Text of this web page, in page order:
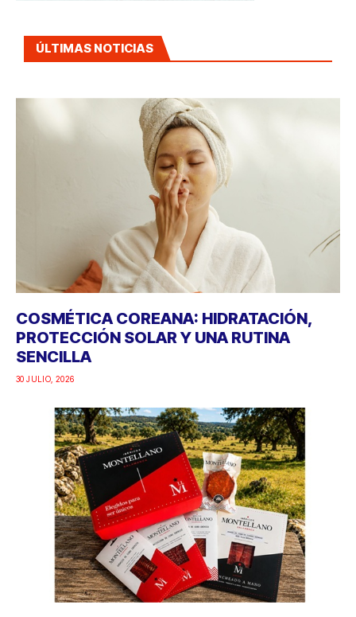
ÚLTIMAS NOTICIAS
COSMÉTICA COREANA: HIDRATACIÓN,
PROTECCIÓN SOLAR Y UNA RUTINA
SENCILLA
30 JULIO, 2026